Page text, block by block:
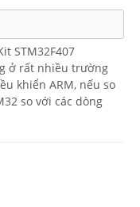
STM32F407
ở rất nhiều trường
khiển ARM, nếu so
so với các dòng